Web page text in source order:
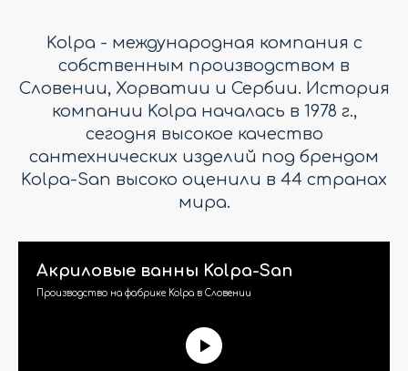
Kolpa - международная компания с
собственным производством в
Словении, Хорватии и Сербии. История
компании Kolpa началась в 1978 г.,
сегодня высокое качество
сантехнических изделий под брендом
Kolpa-San высоко оценили в 44 странах
мира.
Акриловые ванны Kolpa-San
Производство на фабрике Kolpa в Словении